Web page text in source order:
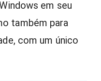
em seu
também para
com um único